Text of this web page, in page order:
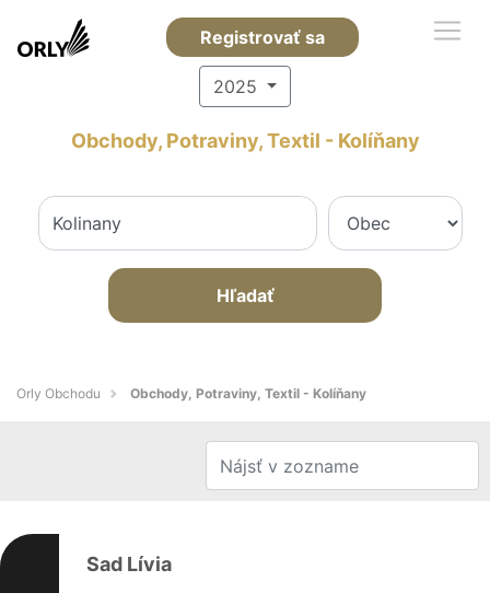
Registrovať sa
2025
Obchody, Potraviny, Textil - Kolíňany
Hľadať
Orly Obchodu Obchody, Potraviny, Textil - Kolíňany
Sad Lívia